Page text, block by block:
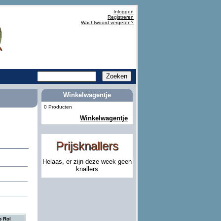
Inloggen
Registreren
Wachtwoord vergeten?
Winkelwagentje
0 Producten
Winkelwagentje
Prijsknallers
Helaas, er zijn deze week geen
knallers
Rol